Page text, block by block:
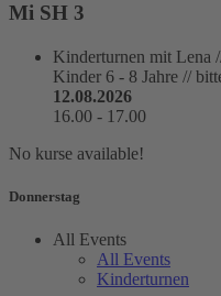
Mi SH 3
Kinderturnen mit Lena
Kinder 6 - 8 Jahre //
12.08.2026
16.00 - 17.00
No kurse available!
Donnerstag
All Events
All Events
Kinderturnen